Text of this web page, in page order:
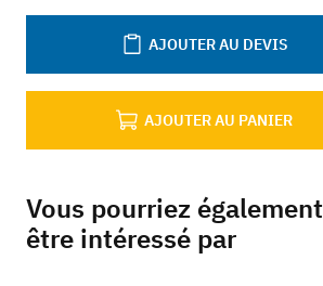
AJOUTER AU PANIER
AJOUTER AU DEVIS
Vous pourriez également
être intéressé par